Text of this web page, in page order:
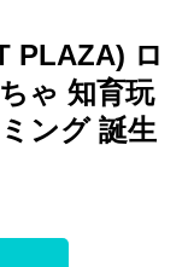
PLAZA) ロ
ゃ 知育玩
ング 誕生